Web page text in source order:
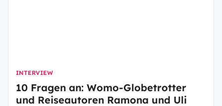
INTERVIEW
10 Fragen an: Womo-Globetrotter
und Reiseautoren Ramona und Uli